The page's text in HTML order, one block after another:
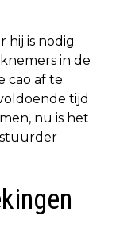
hij is nodig
in de
cao af te
tijd
nu is het